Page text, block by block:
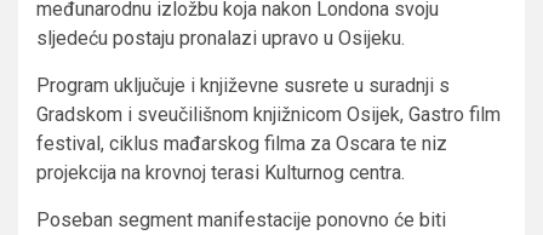
međunarodnu izložbu koja nakon Londona svoju
sljedeću postaju pronalazi upravo u Osijeku.
Program uključuje i književne susrete u suradnji s
Gradskom i sveučilišnom knjižnicom Osijek, Gastro film
festival, ciklus mađarskog filma za Oscara te niz
projekcija na krovnoj terasi Kulturnog centra.
Poseban segment manifestacije ponovno će biti